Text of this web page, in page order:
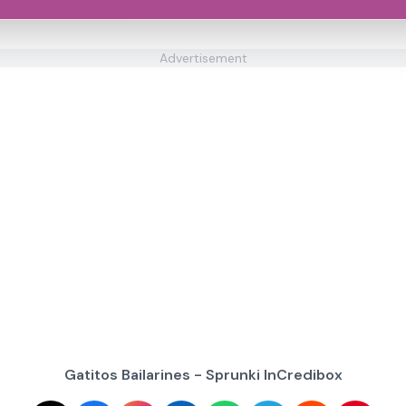
Advertisement
Gatitos Bailarines - Sprunki InCredibox